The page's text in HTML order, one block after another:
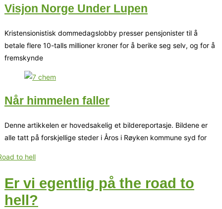
Visjon Norge Under Lupen
Kristensionistisk dommedagslobby presser pensjonister til å
betale flere 10-talls millioner kroner for å berike seg selv, og for å
fremskynde
Når himmelen faller
Denne artikkelen er hovedsakelig et bildereportasje. Bildene er
alle tatt på forskjellige steder i Åros i Røyken kommune syd for
Er vi egentlig på the road to
hell?